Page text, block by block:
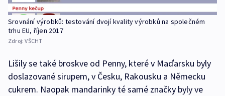
Srovnání výrobků: testování dvojí kvality výrobků na společném
trhu EU, říjen 2017
Zdroj:VŠCHT
Lišily se také broskve od Penny, které v Maďarsku byly
doslazované sirupem, v Česku, Rakousku a Německu
cukrem. Naopak mandarinky té samé značky byly ve